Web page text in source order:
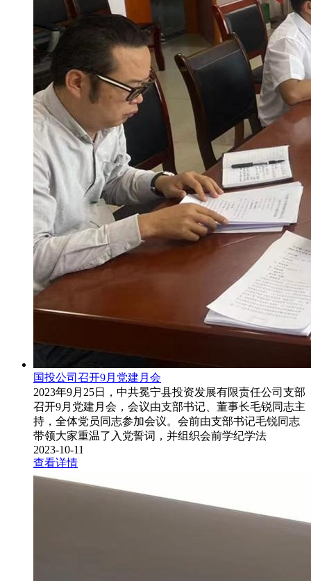
国投公司召开9月党建月会
2023年9月25日，中共冕宁县投资发展有限责任公司支部
召开9月党建月会，会议由支部书记、董事长毛锐同志主
持，全体党员同志参加会议。会前由支部书记毛锐同志
带领大家重温了入党誓词，并组织会前学纪学法
2023-10-11
查看详情